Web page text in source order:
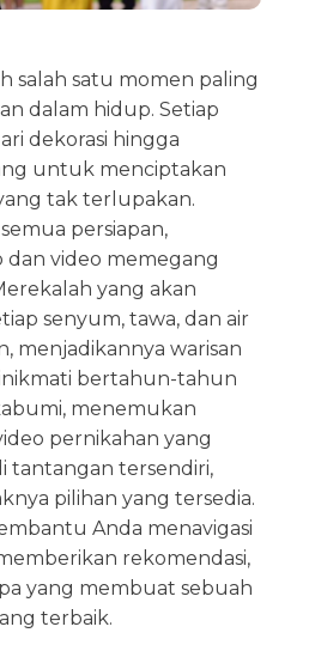
salah satu momen paling
dalam hidup. Setiap
dekorasi hingga
untuk menciptakan
tak terlupakan.
persiapan,
video memegang
yang akan
senyum, tawa, dan air
menjadikannya warisan
bertahun-tahun
menemukan
pernikahan yang
tantangan tersendiri,
pilihan yang tersedia.
Anda menavigasi
rekomendasi,
yang membuat sebuah
terbaik.